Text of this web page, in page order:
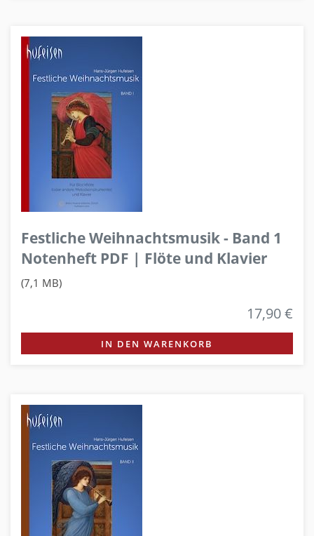
Festliche Weihnachtsmusik - Band 1
Notenheft PDF | Flöte und Klavier
(7,1 MB)
17,90 €
IN DEN WARENKORB